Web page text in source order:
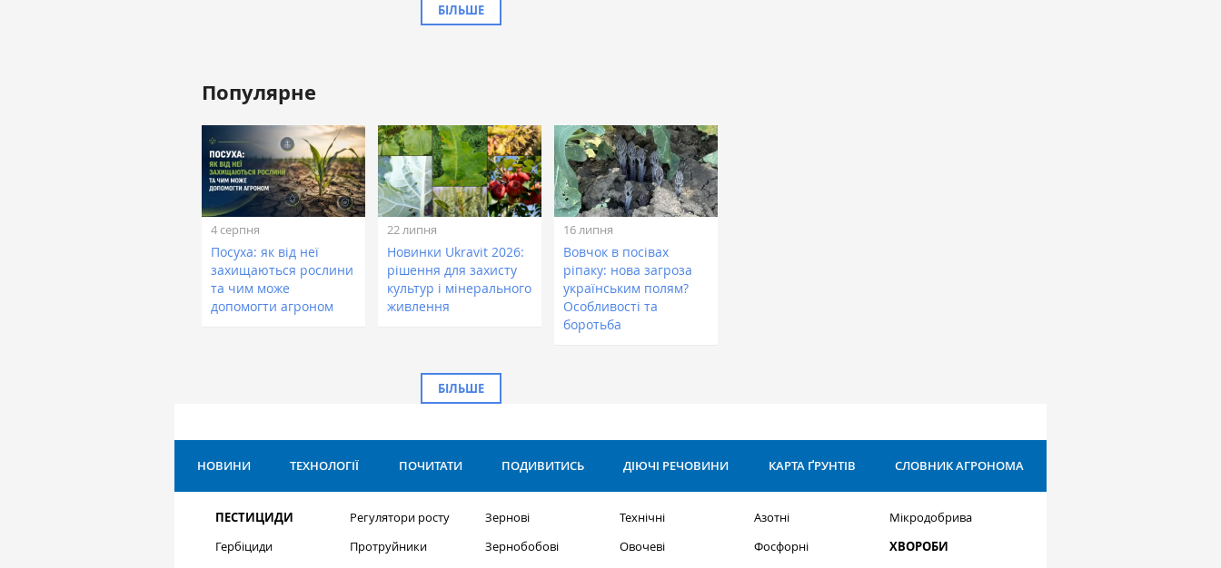
БІЛЬШЕ
Популярне
4 серпня
Посуха: як від неї
захищаються рослини
та чим може
допомогти агроном
22 липня
Новинки Ukravit 2026:
рішення для захисту
культур і мінерального
живлення
16 липня
Вовчок в посівах
ріпаку: нова загроза
українським полям?
Особливості та
боротьба
БІЛЬШЕ
НОВИНИ ТЕХНОЛОГІЇ ПОЧИТАТИ ПОДИВИТИСЬ ДІЮЧІ РЕЧОВИНИ КАРТА ҐРУНТІВ СЛОВНИК АГРОНОМА
ПЕСТИЦИДИ
Гербіциди
Регулятори росту
Протруйники
Зернові
Зернобобові
Технічні
Овочеві
Азотні
Фосфорні
Мікродобрива
ХВОРОБИ